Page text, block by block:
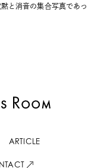
と消音の集合写真であっ
ARTICLE